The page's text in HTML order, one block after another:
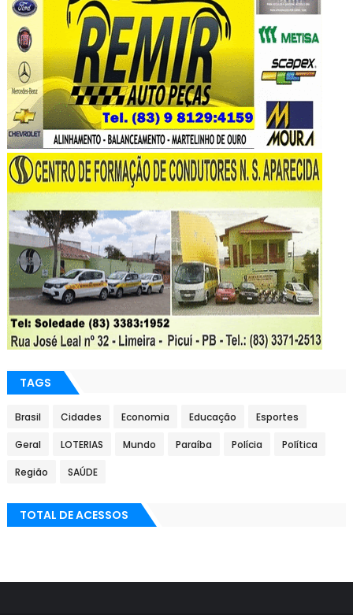
TAGS
Brasil Cidades Economia Educação Esportes
Geral LOTERIAS Mundo Paraíba Polícia Política
Região SAÚDE
TOTAL DE ACESSOS